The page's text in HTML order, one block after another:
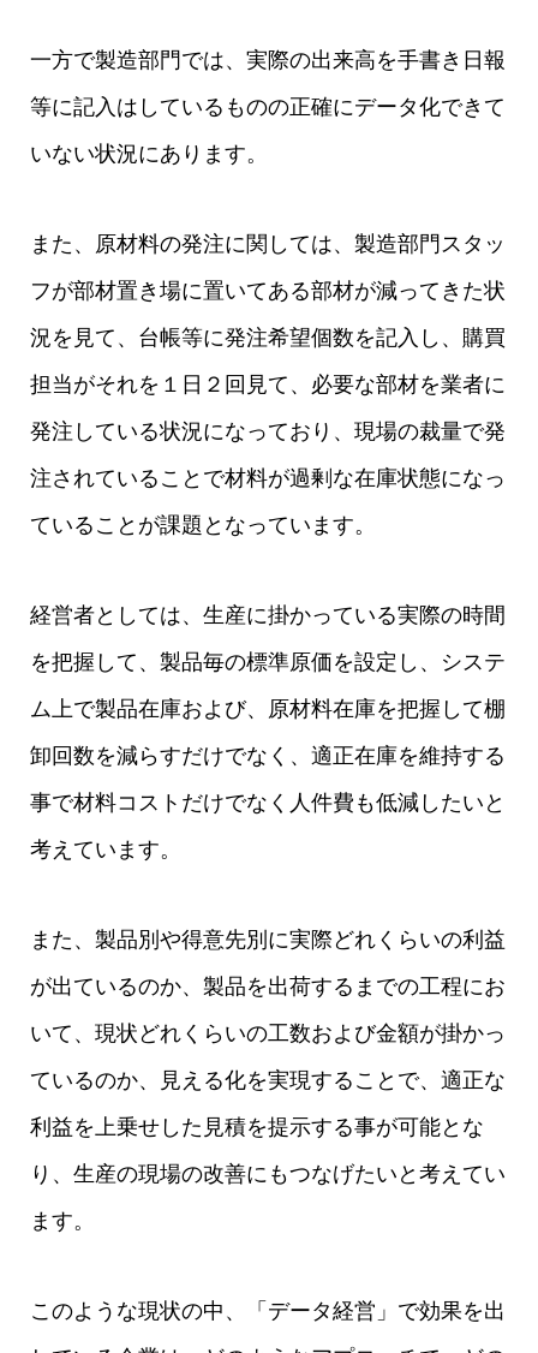
一方で製造部門では、実際の出来高を手書き日報
等に記入はしているものの正確にデータ化できて
いない状況にあります。
また、原材料の発注に関しては、製造部門スタッ
フが部材置き場に置いてある部材が減ってきた状
況を見て、台帳等に発注希望個数を記入し、購買
担当がそれを１日２回見て、必要な部材を業者に
発注している状況になっており、現場の裁量で発
注されていることで材料が過剰な在庫状態になっ
ていることが課題となっています。
経営者としては、生産に掛かっている実際の時間
を把握して、製品毎の標準原価を設定し、システ
ム上で製品在庫および、原材料在庫を把握して棚
卸回数を減らすだけでなく、適正在庫を維持する
事で材料コストだけでなく人件費も低減したいと
考えています。
また、製品別や得意先別に実際どれくらいの利益
が出ているのか、製品を出荷するまでの工程にお
いて、現状どれくらいの工数および金額が掛かっ
ているのか、見える化を実現することで、適正な
利益を上乗せした見積を提示する事が可能とな
り、生産の現場の改善にもつなげたいと考えてい
ます。
このような現状の中、「データ経営」で効果を出